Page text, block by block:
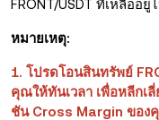
FRONT/USDT ที่เหลืออ
หมายเหตุ:
1. โปรดโอนสินทรัพย์
คุณให้ทันเวลา เพื่อหลีกเ
ชัน Cross Margin ของ